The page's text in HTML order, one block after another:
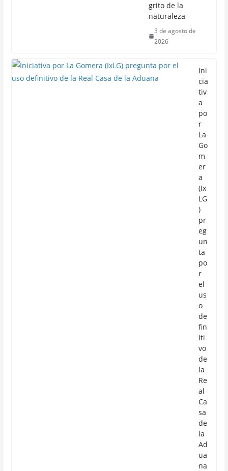
grito de la
naturaleza
3 de agosto de
2026
Ini
cia
tiv
a
po
r
La
Go
m
er
a
(Ix
LG
)
pr
eg
un
ta
po
r
el
us
o
de
fin
iti
vo
de
la
Re
al
Ca
sa
de
la
Ad
ua
na